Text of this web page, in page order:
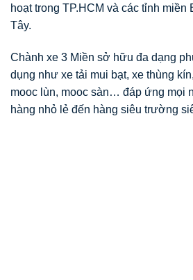
hoạt trong TP.HCM và các tỉnh miền
Tây.
Chành xe 3 Miền sở hữu đa dạng
dụng như xe tải mui bạt, xe thùng
mooc lùn, mooc sàn… đáp ứng mọi
hàng nhỏ lẻ đến hàng siêu trường